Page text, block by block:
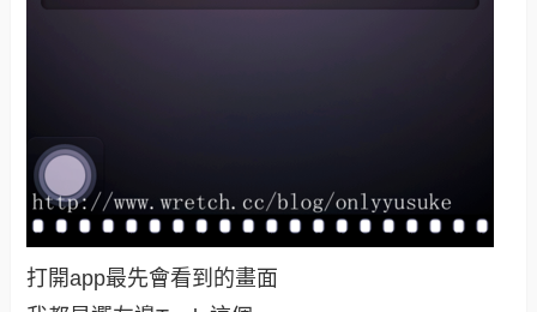
打開app最先會看到的畫面